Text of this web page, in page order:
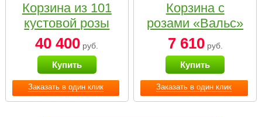
Заказать в один клик
Корзина из 101
кустовой розы
нежных тонов
40 400 руб.
Купить
Заказать в один клик
Корзина с
розами «Вальс»
7 610руб.
Купить